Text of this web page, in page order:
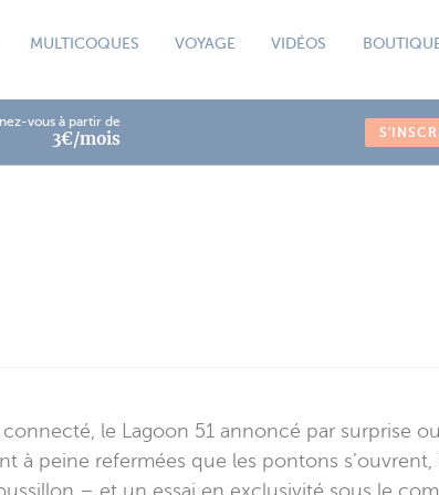
MULTICOQUES VOYAGE VIDÉOS
vous à partir de
3€/mois
le Lagoon 51 annoncé par surprise
à peine refermées que les pontons
– et un essai en exclusivité sous le